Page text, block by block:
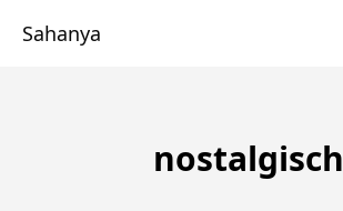
Sahanya
nostalgisch